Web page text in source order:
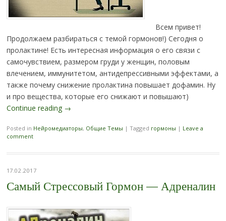
Всем привет!
Продолжаем разбираться с темой гормонов!) Сегодня о
пролактине! Есть интересная информация о его связи с
самочувствием, размером груди у женщин, половым
влечением, иммунитетом, антидепрессивными эффектами, а
также почему снижение пролактина повышает дофамин. Ну
и про вещества, которые его снижают и повышают)
Continue reading →
Posted in Нейромедиаторы, Общие Темы | Tagged гормоны | Leave a
comment
17.02.2017
Самый Стрессовый Гормон — Адреналин